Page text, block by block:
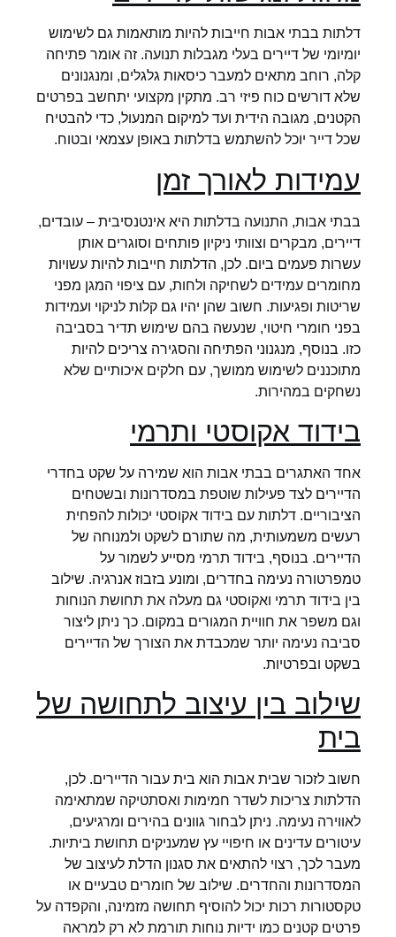
דלתות בבתי אבות חייבות להיות מותאמות גם לשימוש
יומיומי של דיירים בעלי מגבלות תנועה. זה אומר פתיחה
קלה, רוחב מתאים למעבר כיסאות גלגלים, ומנגנונים
שלא דורשים כוח פיזי רב. מתקין מקצועי יתחשב בפרטים
הקטנים, מגובה הידית ועד למיקום המנעול, כדי להבטיח
שכל דייר יוכל להשתמש בדלתות באופן עצמאי ובטוח.
עמידות לאורך זמן
בבתי אבות, התנועה בדלתות היא אינטנסיבית – עובדים,
דיירים, מבקרים וצוותי ניקיון פותחים וסוגרים אותן
עשרות פעמים ביום. לכן, הדלתות חייבות להיות עשויות
מחומרים עמידים לשחיקה ולחות, עם ציפוי המגן מפני
שריטות ופגיעות. חשוב שהן יהיו גם קלות לניקוי ועמידות
בפני חומרי חיטוי, שנעשה בהם שימוש תדיר בסביבה
כזו. בנוסף, מנגנוני הפתיחה והסגירה צריכים להיות
מתוכננים לשימוש ממושך, עם חלקים איכותיים שלא
נשחקים במהירות.
בידוד אקוסטי ותרמי
אחד האתגרים בבתי אבות הוא שמירה על שקט בחדרי
הדיירים לצד פעילות שוטפת במסדרונות ובשטחים
הציבוריים. דלתות עם בידוד אקוסטי יכולות להפחית
רעשים משמעותית, מה שתורם לשקט ולמנוחה של
הדיירים. בנוסף, בידוד תרמי מסייע לשמור על
טמפרטורה נעימה בחדרים, ומונע בזבוז אנרגיה. שילוב
בין בידוד תרמי ואקוסטי גם מעלה את תחושת הנוחות
וגם משפר את חוויית המגורים במקום. כך ניתן ליצור
סביבה נעימה יותר שמכבדת את הצורך של הדיירים
בשקט ובפרטיות.
שילוב בין עיצוב לתחושה של
בית
חשוב לזכור שבית אבות הוא בית עבור הדיירים. לכן,
הדלתות צריכות לשדר חמימות ואסתטיקה שמתאימה
לאווירה נעימה. ניתן לבחור גוונים בהירים ומרגיעים,
עיטורים עדינים או חיפויי עץ שמעניקים תחושת ביתיות.
מעבר לכך, רצוי להתאים את סגנון הדלת לעיצוב של
המסדרונות והחדרים. שילוב של חומרים טבעיים או
טקסטורות רכות יכול להוסיף תחושה מזמינה, והקפדה על
פרטים קטנים כמו ידיות נוחות תורמת לא רק למראה